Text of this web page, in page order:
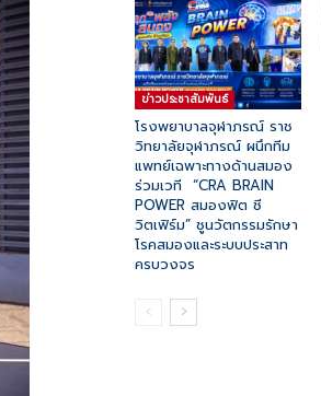
ข่าวประชาสัมพันธ์
โรงพยาบาลจุฬาภรณ์ ราช
วิทยาลัยจุฬาภรณ์ ผนึกทีม
แพทย์เฉพาะทางด้านสมอง
ร่วมเวที “CRA BRAIN
POWER สมองฟิต ชี
วิตเฟิร์ม” ชูนวัตกรรมรักษา
โรคสมองและระบบประสาท
ครบวงจร